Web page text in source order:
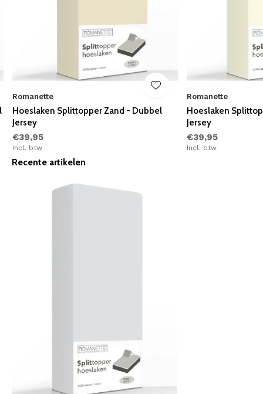
Romanette
Hoeslaken Splittopper Zand - Dubbel
Jersey
€39,95
Incl. btw
Romanette
Hoeslaken
Jersey
€39,95
Incl. btw
Recente artikelen